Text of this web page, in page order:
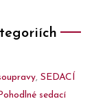
, SEDACÍ
Pohodlné sedací